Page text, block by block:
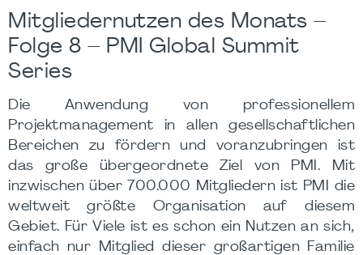
Mitgliedernutzen des Monats –
Folge 8 – PMI Global Summit
Series
Die Anwendung von professionellem
Projektmanagement in allen gesellschaftlichen
Bereichen zu fördern und voranzubringen ist
das große übergeordnete Ziel von PMI. Mit
inzwischen über 700.000 Mitgliedern ist PMI die
weltweit größte Organisation auf diesem
Gebiet. Für Viele ist es schon ein Nutzen an sich,
einfach nur Mitglied dieser großartigen Familie